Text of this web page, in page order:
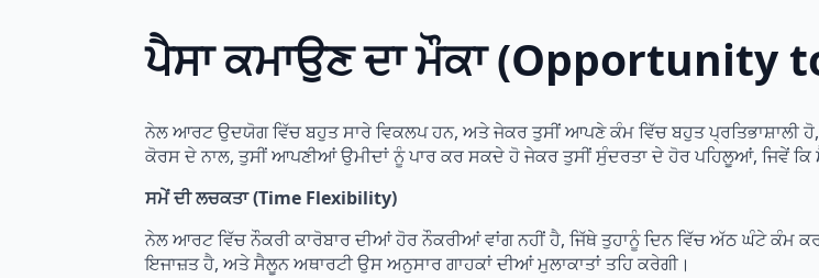
ਪੈਸਾ ਕਮਾਉਣ ਦਾ ਮੌਕਾ (Opportunity
ਨੇਲ ਆਰਟ ਉਦਯੋਗ ਵਿੱਚ ਬਹੁਤ ਸਾਰੇ ਵਿਕਲਪ ਹਨ, ਅਤੇ ਜੇਕਰ ਤੁਸੀਂ ਆਪਣੇ ਕੰਮ ਵਿੱਚ ਬਹੁਤ
ਕੋਰਸ ਦੇ ਨਾਲ, ਤੁਸੀਂ ਆਪਣੀਆਂ ਉਮੀਦਾਂ ਨੂੰ ਪਾਰ ਕਰ ਸਕਦੇ ਹੋ ਜੇਕਰ ਤੁਸੀਂ ਸੁੰਦਰਤਾ ਦੇ ਹੋਰ ਪਹਿਲੂਆਂ, ਜਿਵੇਂ ਕਿ
ਸਮੇਂ ਦੀ ਲਚਕਤਾ (Time Flexibility)
ਨੇਲ ਆਰਟ ਵਿੱਚ ਨੌਕਰੀ ਕਾਰੋਬਾਰ ਦੀਆਂ ਹੋਰ ਨੌਕਰੀਆਂ ਵਾਂਗ ਨਹੀਂ ਹੈ, ਜਿੱਥੇ ਤੁਹਾਨੂੰ ਦਿਨ ਵਿੱਚ ਅੱਠ ਘੰਟੇ ਕੰਮ
ਇਜਾਜ਼ਤ ਹੈ, ਅਤੇ ਸੈਲੂਨ ਅਥਾਰਟੀ ਉਸ ਅਨੁਸਾਰ ਗਾਹਕਾਂ ਦੀਆਂ ਮੁਲਾਕਾਤਾਂ ਤਹਿ ਕਰੇਗੀ।